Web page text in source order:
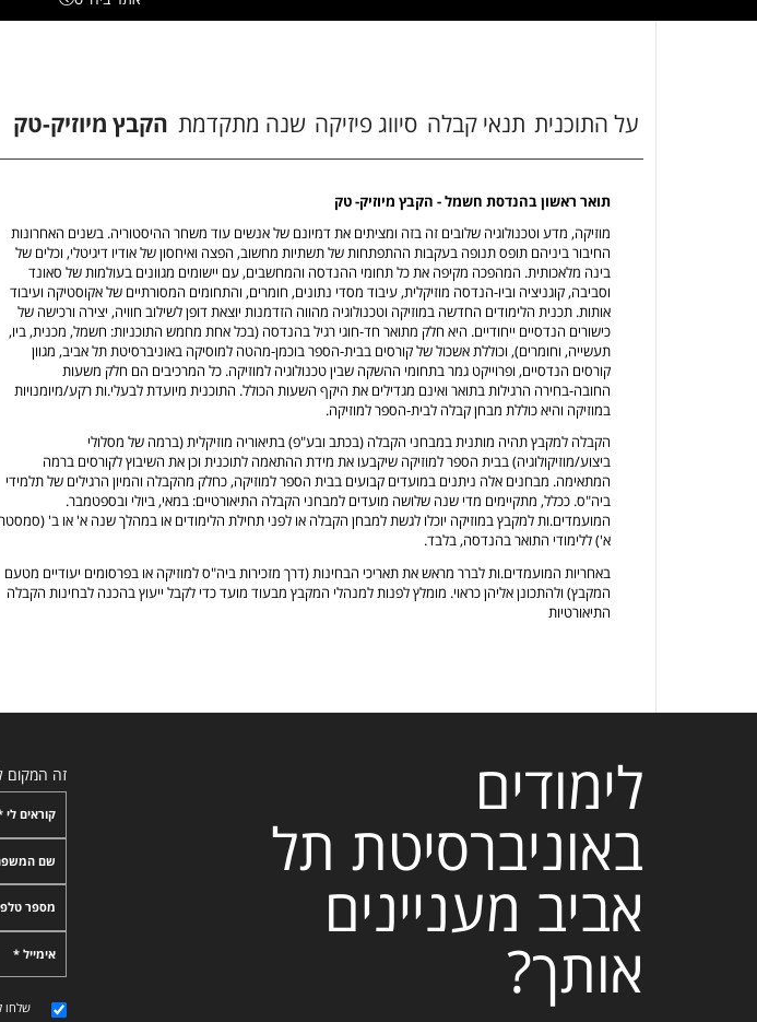
על התוכנית תנאי קבלה סיווג פיזיקה שנה מתקדמת הקבץ מיוזיק-טק
תואר ראשון בהנדסת חשמל - הקבץ מיוזיק- טק
מוזיקה, מדע וטכנולוגיה שלובים זה בזה ומציתים את דמיונם של אנשים עוד משחר ההיסטוריה. בשנים האחרונות
החיבור ביניהם תופס תנופה בעקבות ההתפתחות של תשתיות מחשוב, הפצה ואיחסון של אודיו דיגיטלי, וכלים של
בינה מלאכותית. המהפכה מקיפה את כל תחומי ההנדסה והמחשבים, עם יישומים מגוונים בעולמות של סאונד
וסביבה, קוגניציה וביו-הנדסה מוזיקלית, עיבוד מסדי נתונים, חומרים, והתחומים המסורתיים של אקוסטיקה ועיבוד
אותות. תכנית הלימודים החדשה במוזיקה וטכנולוגיה מהווה הזדמנות יוצאת דופן לשילוב חוויה, יצירה ורכישה של
כישורים הנדסיים ייחודיים. היא חלק מתואר חד-חוגי רגיל בהנדסה (בכל אחת מחמש התוכניות: חשמל, מכנית, ביו,
תעשייה, וחומרים), וכוללת אשכול של קורסים בבית-הספר בוכמן-מהטה למוסיקה באוניברסיטת תל אביב, מגוון
קורסים הנדסיים, ופרוייקט גמר בתחומי ההשקה שבין טכנולוגיה למוזיקה. כל המרכיבים הם חלק משעות
החובה-בחירה הרגילות בתואר ואינם מגדילים את היקף השעות הכולל. התוכנית מיועדת לבעלי.ות רקע/מיומנויות
במוזיקה והיא כוללת מבחן קבלה לבית-הספר למוזיקה.
הקבלה למקבץ תהיה מותנית במבחני הקבלה (בכתב ובע"פ) בתיאוריה מוזיקלית (ברמה של מסלולי
ביצוע/מוזיקולוגיה) בבית הספר למוזיקה שיקבעו את מידת ההתאמה לתוכנית וכן את השיבוץ לקורסים ברמה
המתאימה. מבחנים אלה ניתנים במועדים קבועים בבית הספר למוזיקה, כחלק מהקבלה והמיון הרגילים של תלמידי
ביה"ס. ככלל, מתקיימים מדי שנה שלושה מועדים למבחני הקבלה התיאורטיים: במאי, ביולי ובספטמבר.
המועמדים.ות למקבץ במוזיקה יוכלו לגשת למבחן הקבלה או לפני תחילת הלימודים או במהלך שנה א' או ב' (סמסטר
א') ללימודי התואר בהנדסה, בלבד.
באחריות המועמדים.ות לברר מראש את תאריכי הבחינות (דרך מזכירות ביה"ס למוזיקה או בפרסומים יעודיים מטעם
המקבץ) ולהתכונן אליהן כראוי. מומלץ לפנות למנהלי המקבץ מבעוד מועד כדי לקבל ייעוץ בהכנה לבחינות הקבלה
התיאורטיות
לימודים
באוניברסיטת תל
אביב מעניינים
אותך?
זה המקום
קוראים לי
שם
מספר
אימייל *
שלחו